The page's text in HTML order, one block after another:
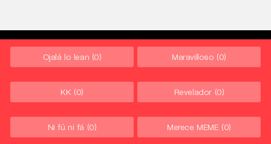
Ojalá lo lean (0) Maravilloso (0)
KK (0) Revelador (0)
Ni fú ni fá (0) Merece MEME (0)